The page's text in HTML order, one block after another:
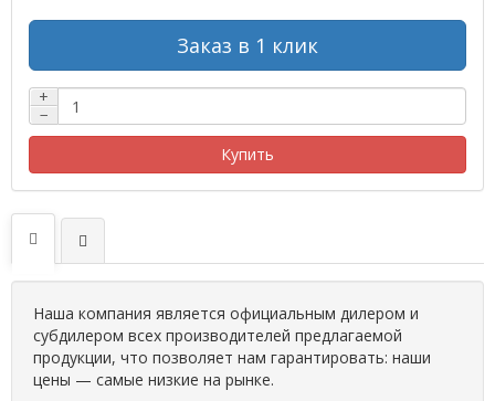
Заказ в 1 клик
+
−
Купить
Наша компания является официальным дилером и
субдилером всех производителей предлагаемой
продукции, что позволяет нам гарантировать: наши
цены — самые низкие на рынке.